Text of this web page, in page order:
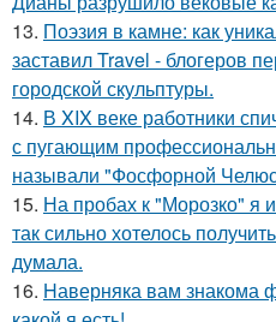
13. Поэзия в камне: как
заставил Travel - блогеров
городской скульптуры.
14. В XIX веке работники
с пугающим
называли "Фосфорной
15. На пробах к "Морозко" я
так сильно хотелось
думала.
16. Hаверняка вам знакома